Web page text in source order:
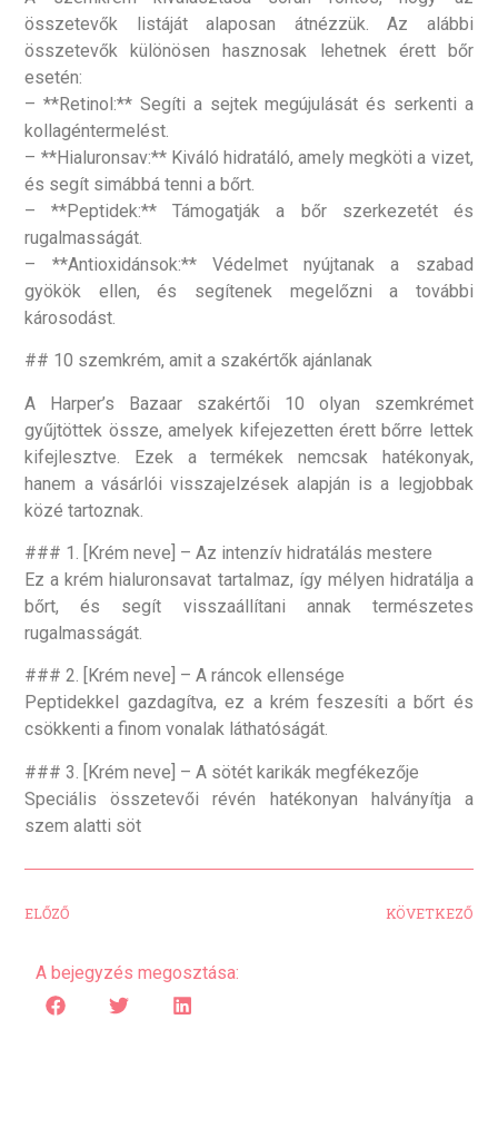
összetevők listáját alaposan átnézzük. Az alábbi
összetevők különösen hasznosak lehetnek érett bőr
esetén:
– **Retinol:** Segíti a sejtek megújulását és serkenti a
kollagéntermelést.
– **Hialuronsav:** Kiváló hidratáló, amely megköti a vizet,
és segít simábbá tenni a bőrt.
– **Peptidek:** Támogatják a bőr szerkezetét és
rugalmasságát.
– **Antioxidánsok:** Védelmet nyújtanak a szabad
gyökök ellen, és segítenek megelőzni a további
károsodást.
## 10 szemkrém, amit a szakértők ajánlanak
A Harper’s Bazaar szakértői 10 olyan szemkrémet
gyűjtöttek össze, amelyek kifejezetten érett bőrre lettek
kifejlesztve. Ezek a termékek nemcsak hatékonyak,
hanem a vásárlói visszajelzések alapján is a legjobbak
közé tartoznak.
### 1. [Krém neve] – Az intenzív hidratálás mestere
Ez a krém hialuronsavat tartalmaz, így mélyen hidratálja a
bőrt, és segít visszaállítani annak természetes
rugalmasságát.
### 2. [Krém neve] – A ráncok ellensége
Peptidekkel gazdagítva, ez a krém feszesíti a bőrt és
csökkenti a finom vonalak láthatóságát.
### 3. [Krém neve] – A sötét karikák megfékezője
Speciális összetevői révén hatékonyan halványítja a
szem alatti söt
ELŐZŐ KÖVETKEZŐ
A bejegyzés megosztása: